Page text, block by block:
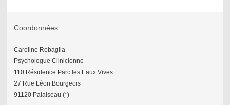
Coordonnées :
Caroline Robaglia
Psychologue Clinicienne
110 Résidence Parc les Eaux Vives
27 Rue Léon Bourgeois
91120 Palaiseau (*)